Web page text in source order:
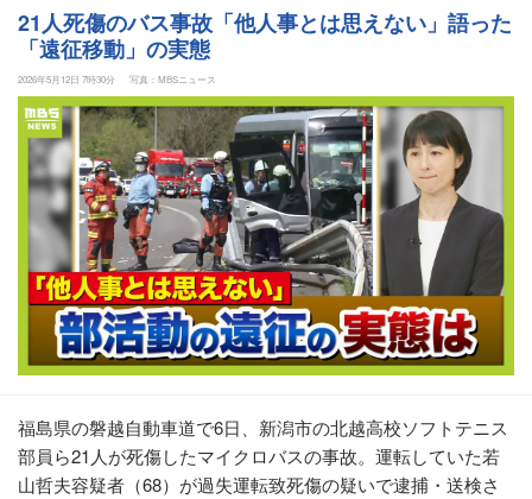
21人死傷のバス事故「他人事とは思えない」語った
「遠征移動」の実態
2026年5月12日 7時30分 写真：MBSニュース
福島県の磐越自動車道で6日、新潟市の北越高校ソフトテニス
部員ら21人が死傷したマイクロバスの事故。運転していた若
山哲夫容疑者（68）が過失運転致死傷の疑いで逮捕・送検さ